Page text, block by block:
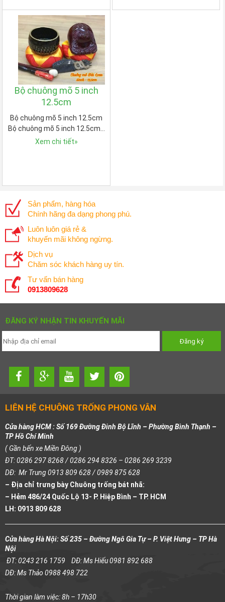
Bộ chuông mõ 5 inch
12.5cm
Bộ chuông mõ 5 inch 12.5cm
Bộ chuông mõ 5 inch 12.5cm…
Xem chi tiết»
Sản phẩm, hàng hóa
Chính hãng đa dạng phong phú.
Luôn luôn giá rẻ &
khuyến mãi không ngừng.
Dịch vụ
Chăm sóc khách hàng uy tín.
Tư vấn bán hàng
0913809628
ĐĂNG KÝ NHẬN TIN KHUYẾN MÃI
LIÊN HỆ CHUÔNG TRỐNG PHONG VÂN
Cửa hàng HCM : Số 169 Đường Đinh Bộ Lĩnh – Phường Bình Thạnh –
TP Hồ Chí Minh
( Gần bến xe Miền Đông )
ĐT: 0286 297 8268 / 0286 294 8326 – 0286 269 3239
DĐ: Mr Trung 0913 809 628 / 0989 875 628
– Địa chỉ trưng bày Chuông trống bát nhã:
– Hẻm 486/24 Quốc Lộ 13- P. Hiệp Bình – TP. HCM
LH: 0913 809 628
Cửa hàng Hà Nội: Số 235 – Đường Ngô Gia Tự – P. Việt Hưng – TP Hà
Nội
ĐT: 0243 216 1759 DĐ: Ms Hiếu 0981 892 688
DĐ: Ms Thảo 0988 498 722
Thời gian làm việc: 8h – 17h30